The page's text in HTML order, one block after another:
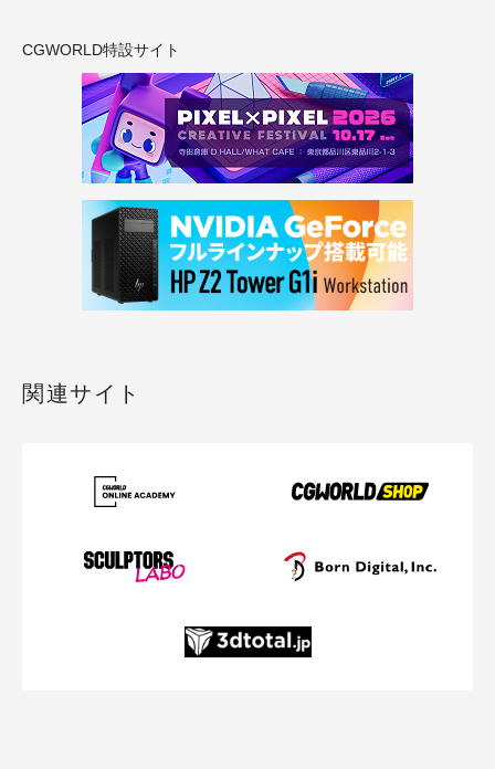
CGWORLD特設サイト
関連サイト